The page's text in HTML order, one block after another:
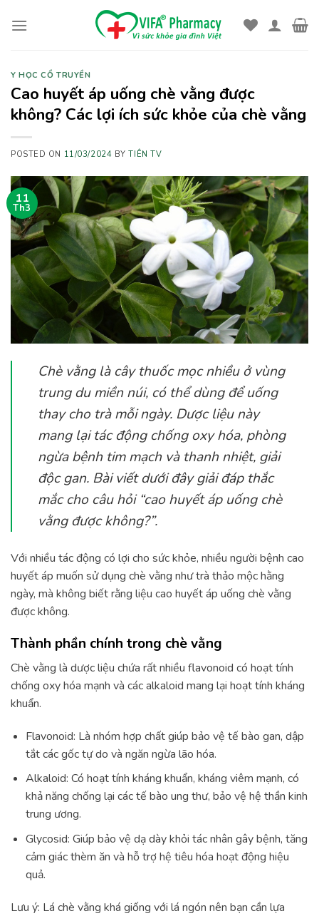
Y HỌC CỔ TRUYỀN
Cao huyết áp uống chè vằng được
không? Các lợi ích sức khỏe của chè vằng
POSTED ON 11/03/2024 BYTIÊN TV
11
Th3
Chè vằng là cây thuốc mọc nhiều ở vùng
trung du miền núi, có thể dùng để uống
thay cho trà mỗi ngày. Dược liệu này
mang lại tác động chống oxy hóa, phòng
ngừa bệnh tim mạch và thanh nhiệt, giải
độc gan. Bài viết dưới đây giải đáp thắc
mắc cho câu hỏi “cao huyết áp uống chè
vằng được không?”.
Với nhiều tác động có lợi cho sức khỏe, nhiều người bệnh cao
huyết áp muốn sử dụng chè vằng như trà thảo mộc hằng
ngày, mà không biết rằng liệu cao huyết áp uống chè vằng
được không.
Thành phần chính trong chè vằng
Chè vằng là dược liệu chứa rất nhiều flavonoid có hoạt tính
chống oxy hóa mạnh và các alkaloid mang lại hoạt tính kháng
khuẩn.
Flavonoid: Là nhóm hợp chất giúp bảo vệ tế bào gan, dập
tắt các gốc tự do và ngăn ngừa lão hóa.
Alkaloid: Có hoạt tính kháng khuẩn, kháng viêm mạnh, có
khả năng chống lại các tế bào ung thư, bảo vệ hệ thần kinh
trung ương.
Glycosid: Giúp bảo vệ dạ dày khỏi tác nhân gây bệnh, tăng
cảm giác thèm ăn và hỗ trợ hệ tiêu hóa hoạt động hiệu
quả.
Lưu ý: Lá chè vằng khá giống với lá ngón nên bạn cần lựa